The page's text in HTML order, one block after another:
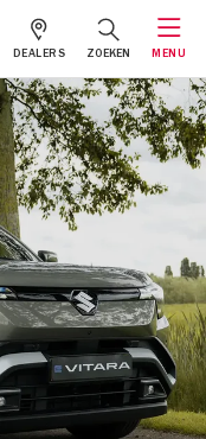
DEALERS ZOEKEN MENU